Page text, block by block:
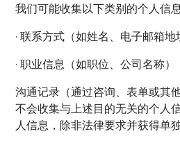
我们可能收集以下类别的个人信息
· 联系方式（如姓名、电子邮箱地
· 职业信息（如职位、公司名称）
沟通记录（通过咨询、表单或其
不会收集与上述目的无关的个人
人信息，除非法律要求并获得单独